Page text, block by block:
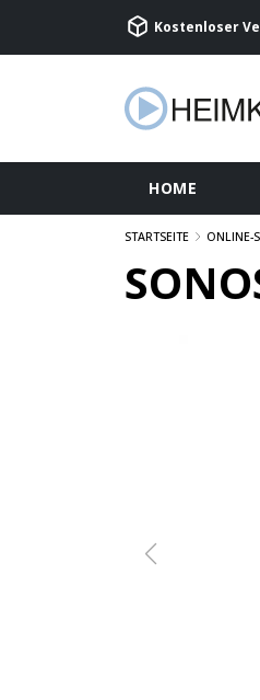
Kostenloser
HOME
STARTSEITE ONLINE-